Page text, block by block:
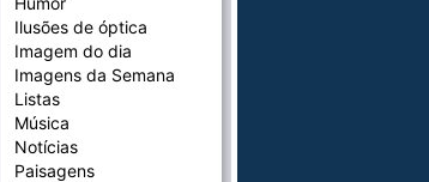
Ilusões de óptica
Imagem do dia
Imagens da Semana
Listas
Música
Notícias
Paisagens